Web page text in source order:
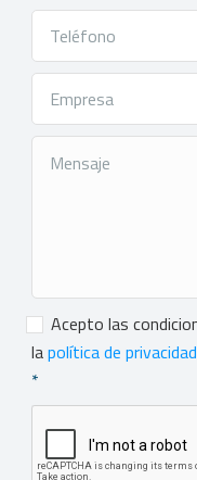
Consentimiento*
Acepto las
lapolítica de privacidad
*